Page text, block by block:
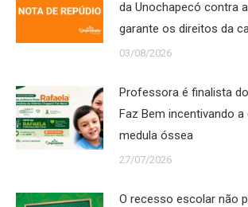
da Unochapecó contra
garante os direitos da
03/08/2026
Professora é finalista
Faz Bem incentivando a
medula óssea
27/07/2026
O recesso escolar não